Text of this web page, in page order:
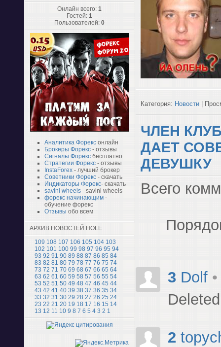
Онлайн всего: 1
Гостей: 1
Пользователей: 0
Аналитика Форекс онлайн
Брокеры Форекс - отзывы
Сигналы Форекс бесплатно
Стратегии Форекс - отзывы
InstaForex - лучший брокер
Советники Форекс - скачать
Индикаторы Форекс- скачать
savini wheels - savini wheels
форекс начинающим -
обучение форекс
Отзывы обо всем
АРХИВ НОВОСТЕЙ HOLE
109 108 107 106 105 104 103
102 101 100 99 98 97 96 95 94
93 92 91 90 89 88 87 86 85 84
83 82 81 80 79 78 77 76 75 74
73 72 71 70 69 68 67 66 65 64
63 62 61 60 59 58 57 56 55 54
53 52 51 50 49 48 47 46 45 44
43 42 41 40 39 38 37 36 35 34
33 32 31 30 29 28 27 26 25 24
23 22 21 20 19 18 17 16 15 14
13 12 11 10 9 8 7 6 5 4 3 2 1
Категория: Новости |
ЧЛЕН
ДАЕТ
ДЕВУШКУ
Всего
3 Dolf
Deleted
2